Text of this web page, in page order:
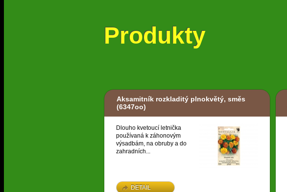
Produkty
Aksamitník rozkladitý plnokvětý, směs
(6347oo)
Dlouho kvetoucí letnička
používaná k záhonovým
výsadbám, na obruby a do
zahradních...
DETAIL